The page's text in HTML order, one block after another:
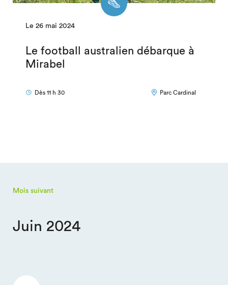
Le 26 mai 2024
Le football australien débarque à
Mirabel
Dès 11 h 30 Parc Cardinal
Mois suivant
Juin 2024